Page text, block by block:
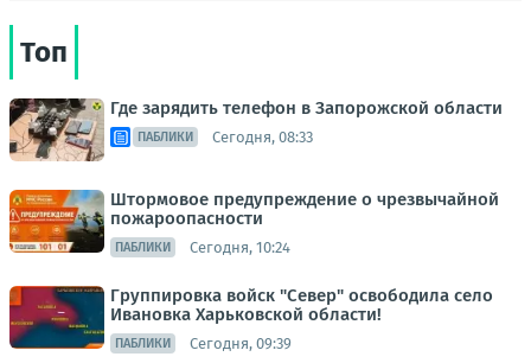
Топ
Где зарядить телефон в Запорожской области
ПАБЛИКИ Сегодня, 08:33
Штормовое предупреждение о чрезвычайной
пожароопасности
ПАБЛИКИ Сегодня, 10:24
Группировка войск "Север" освободила село
Ивановка Харьковской области!
ПАБЛИКИ Сегодня, 09:39